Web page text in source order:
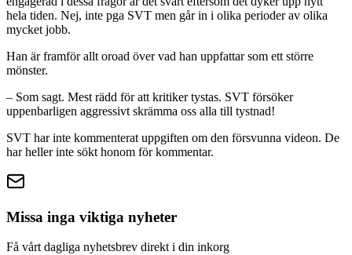
hela tiden. Nej, inte pga SVT men går in i olika perioder av olika
mycket jobb.
Han är framför allt oroad över vad han uppfattar som ett större
mönster.
– Som sagt. Mest rädd för att kritiker tystas. SVT försöker
uppenbarligen aggressivt skrämma oss alla till tystnad!
SVT har inte kommenterat uppgiften om den försvunna videon. De
har heller inte sökt honom för kommentar.
Missa inga viktiga nyheter
Få vårt dagliga nyhetsbrev direkt i din inkorg